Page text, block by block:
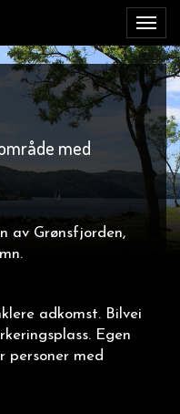
med
av Grønsfjorden,
adkomst. Bilvei
Egen
personer med